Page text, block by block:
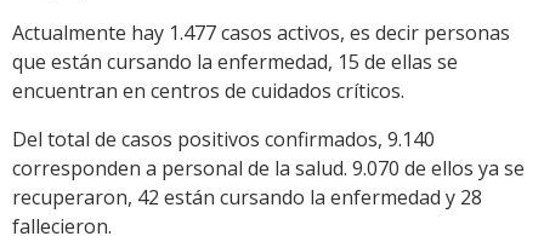
Actualmente hay 1.477 casos activos, es decir personas
que están cursando la enfermedad, 15 de ellas se
encuentran en centros de cuidados críticos.
Del total de casos positivos confirmados, 9.140
corresponden a personal de la salud. 9.070 de ellos ya se
recuperaron, 42 están cursando la enfermedad y 28
fallecieron.